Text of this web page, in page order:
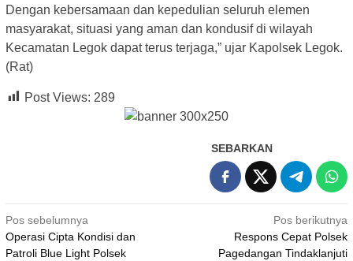
Dengan kebersamaan dan kepedulian seluruh elemen
masyarakat, situasi yang aman dan kondusif di wilayah
Kecamatan Legok dapat terus terjaga,” ujar Kapolsek Legok.
(Rat)
Post Views: 289
SEBARKAN
Navigasi
pos
Pos sebelumnya
Operasi Cipta Kondisi dan
Patroli Blue Light Polsek
Pos berikutnya
Respons Cepat Polsek
Pagedangan Tindaklanjuti